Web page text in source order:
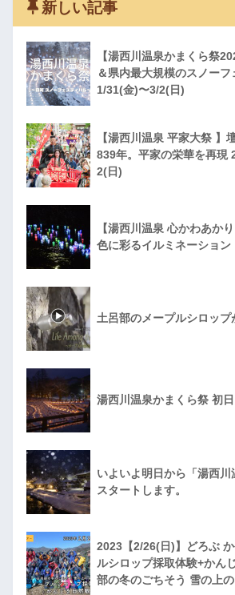
新しい記事
【湯西川温泉かまくら祭
＆県内最大規模のスノー
1/31(金)〜3/2(日)
【湯西川温泉 平家大祭 】
839年。平家の栄華を再現
2(日)
【湯西川温泉 心かわあか
色に彩るイルミネーション
土呂部のメープルシロップ
湯西川温泉かまくら祭 初日
いよいよ明日から「湯西
スタートします。
2023【2/26(日)】どろぶ
ルシロップ採取体験+かん
部の冬のごちそう 雪の上